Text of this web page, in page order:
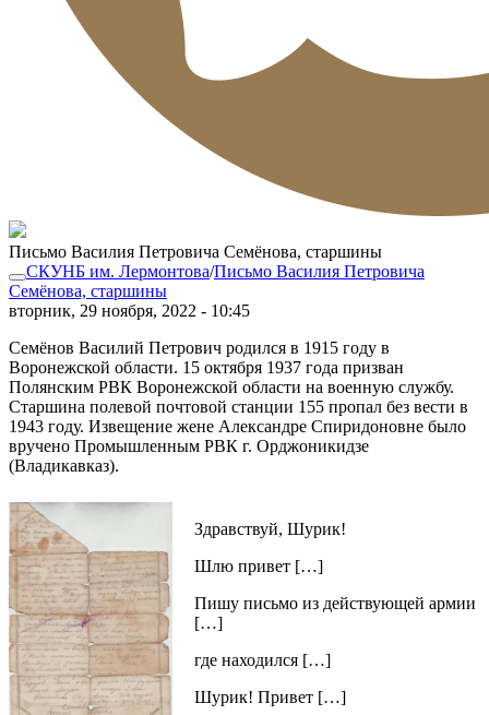
Письмо Василия Петровича Семёнова, старшины
СКУНБ им. Лермонтова/Письмо Василия Петровича
Семёнова, старшины
вторник, 29 ноября, 2022 - 10:45
Семёнов Василий Петрович родился в 1915 году в
Воронежской области. 15 октября 1937 года призван
Полянским РВК Воронежской области на военную службу.
Старшина полевой почтовой станции 155 пропал без вести в
1943 году. Извещение жене Александре Спиридоновне было
вручено Промышленным РВК г. Орджоникидзе
(Владикавказ).
Здравствуй, Шурик!
Шлю привет […]
Пишу письмо из действующей армии
[…]
где находился […]
Шурик! Привет […]